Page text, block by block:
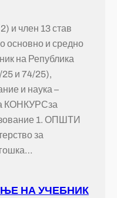
и член 13 став
основно и средно
на Република
25 и 74/25),
и наука –
КОНКУРСза
1. ОПШТИ
за
НА УЧЕБНИК